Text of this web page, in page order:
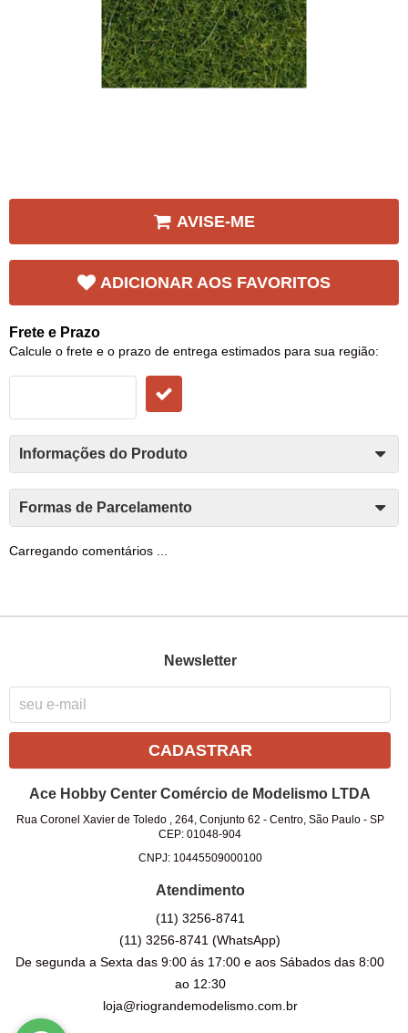
AVISE-ME
ADICIONAR AOS FAVORITOS
Frete e Prazo
Calcule o frete e o prazo de entrega estimados para sua região:
Informações do Produto
Formas de Parcelamento
Carregando comentários ...
Newsletter
CADASTRAR
Ace Hobby Center Comércio de Modelismo LTDA
Rua Coronel Xavier de Toledo , 264, Conjunto 62 - Centro, São Paulo- SP
CEP: 01048-904
CNPJ: 10445509000100
Atendimento
(11) 3256-8741
(11) 3256-8741(WhatsApp)
De segunda a Sexta das 9:00 ás 17:00 e aos Sábados das 8:00
ao 12:30
loja@riograndemodelismo.com.br